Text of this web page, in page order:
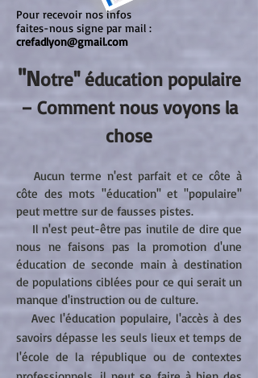
Pour recevoir nos infos
faites-nous signe par mail :
crefadlyon@gmail.com
''Notre'' éducation populaire
– Comment nous voyons la
chose
Aucun terme n'est parfait et ce côte à
côte des mots ''éducation'' et ''populaire''
peut mettre sur de fausses pistes.
Il n'est peut-être pas inutile de dire que
nous ne faisons pas la promotion d'une
éducation de seconde main à destination
de populations ciblées pour ce qui serait un
manque d'instruction ou de culture.
Avec l'éducation populaire, l'accès à des
savoirs dépasse les seuls lieux et temps de
l'école de la république ou de contextes